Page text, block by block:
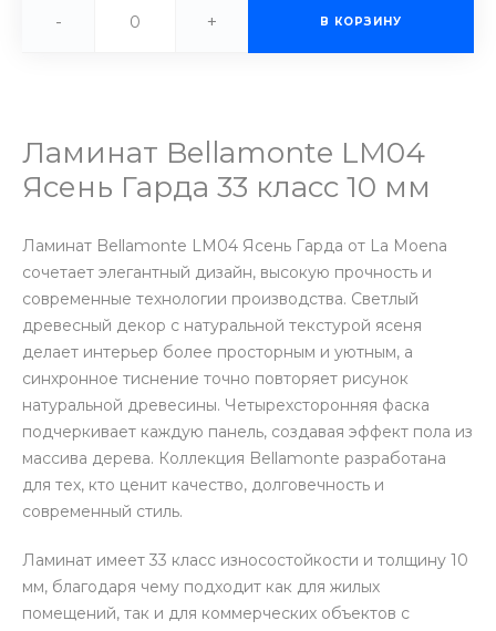
- + В КОРЗИНУ
Ламинат Bellamonte LM04
Ясень Гарда 33 класс 10 мм
Ламинат Bellamonte LM04 Ясень Гарда от La Moena
сочетает элегантный дизайн, высокую прочность и
современные технологии производства. Светлый
древесный декор с натуральной текстурой ясеня
делает интерьер более просторным и уютным, а
синхронное тиснение точно повторяет рисунок
натуральной древесины. Четырехсторонняя фаска
подчеркивает каждую панель, создавая эффект пола из
массива дерева. Коллекция Bellamonte разработана
для тех, кто ценит качество, долговечность и
современный стиль.
Ламинат имеет 33 класс износостойкости и толщину 10
мм, благодаря чему подходит как для жилых
помещений, так и для коммерческих объектов с